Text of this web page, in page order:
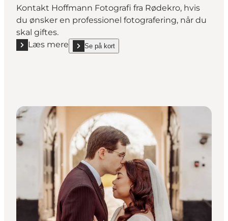
Kontakt Hoffmann Fotografi fra Rødekro, hvis
du ønsker en professionel fotografering, når du
skal giftes.
Læs mere
Læs mere "Hoffmann Fotografi"
Se på kort
show Hoffmann Fotografi on_map